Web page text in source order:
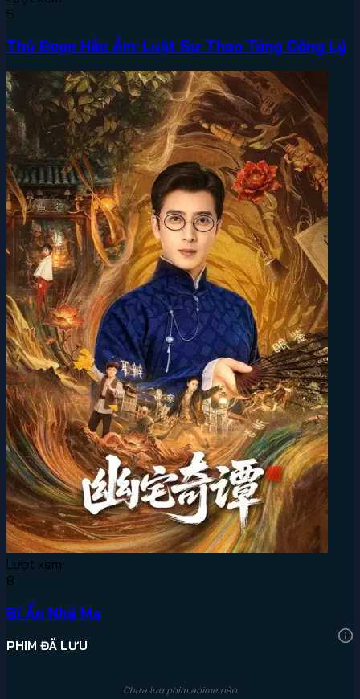
5
Thủ Đoạn Hắc Ám: Luật Sư Thao Túng Công Lý
Lượt xem:
8
Bí Ẩn Nhà Ma
PHIM ĐÃ LƯU
Chưa lưu phim anime nào